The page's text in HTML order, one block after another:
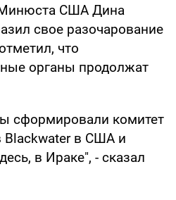
Минюста США Дина
свое разочарование
что
органы продолжат
сформировали комитет
Blackwater в США и
в Ираке", - сказал